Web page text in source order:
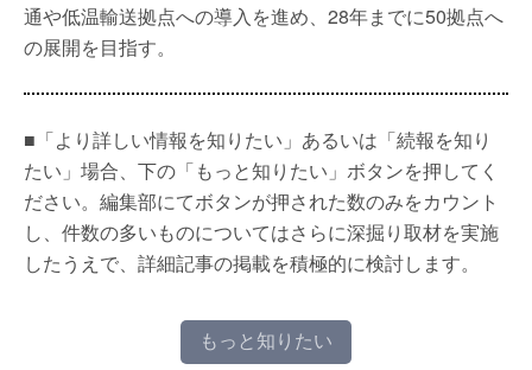
通や低温輸送拠点への導入を進め、28年までに50拠点へ
の展開を目指す。
■「より詳しい情報を知りたい」あるいは「続報を知り
たい」場合、下の「もっと知りたい」ボタンを押してく
ださい。編集部にてボタンが押された数のみをカウント
し、件数の多いものについてはさらに深掘り取材を実施
したうえで、詳細記事の掲載を積極的に検討します。
もっと知りたい